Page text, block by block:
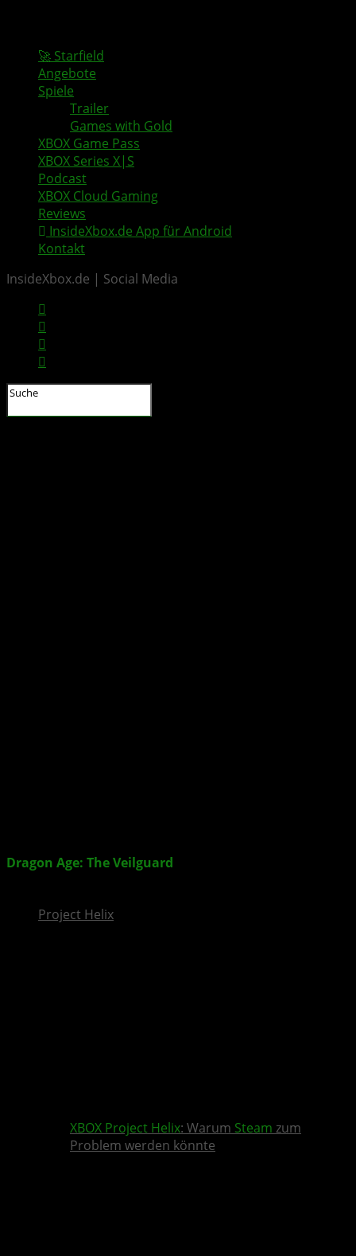
🚀 Starfield
Angebote
Spiele
Trailer
Games with Gold
XBOX Game Pass
XBOX Series X|S
Podcast
XBOX Cloud Gaming
Reviews
InsideXbox.de App für Android
Kontakt
InsideXbox.de | Social Media
Dragon Age: The Veilguard
Project Helix
XBOX Project Helix: Warum Steam zum
Problem werden könnte